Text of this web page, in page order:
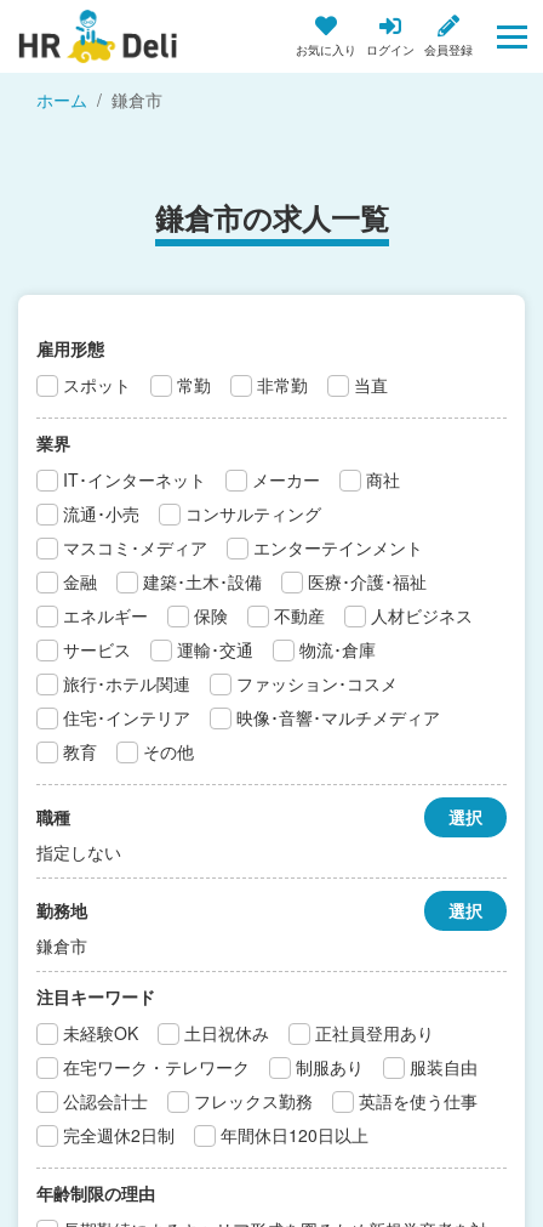
お気に入り ログイン 会員登録
ホーム 鎌倉市
鎌倉市の求人一覧
雇用形態
スポット
常勤 非常勤 当直
業界
IT･インターネット
メーカー
商社
流通･小売
コンサルティング
マスコミ･メディア
エンターテインメント
金融
建築･土木･設備
医療･介護･福祉
エネルギー
保険 不動産
人材ビジネス
サービス
運輸･交通
物流･倉庫
旅行･ホテル関連
ファッション･コスメ
住宅･インテリア
映像･音響･マルチメディア
教育
その他
職種
指定しない
選択
勤務地
鎌倉市
選択
注目キーワード
未経験OK
土日祝休み
正社員登用あり
在宅ワーク・テレワーク
制服あり
服装自由
公認会計士
フレックス勤務
英語を使う仕事
完全週休2日制
年間休日120日以上
年齢制限の理由